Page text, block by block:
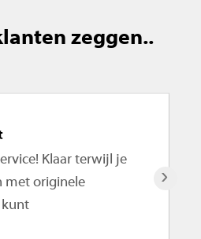
zeggen..
Klaar terwijl je
met originele
kunt
›